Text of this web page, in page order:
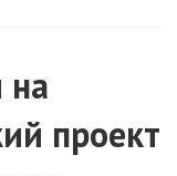
проект